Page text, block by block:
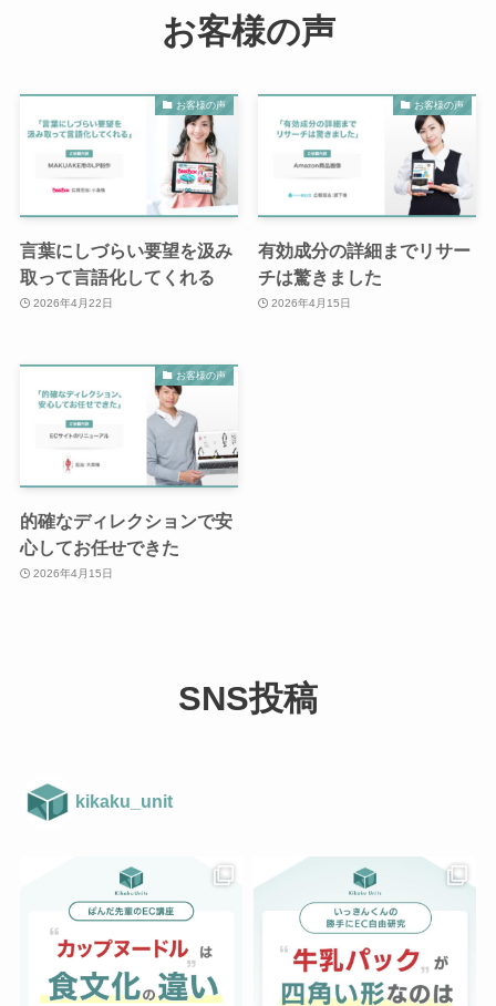
お客様の声
お客様の声
言葉にしづらい要望を汲み
取って言語化してくれる
2026年4月22日
お客様の声
有効成分の詳細までリサー
チは驚きました
2026年4月15日
お客様の声
的確なディレクションで安
心してお任せできた
2026年4月15日
SNS投稿
kikaku_unit